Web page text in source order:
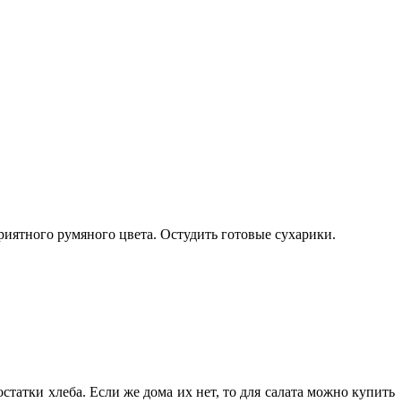
румяного цвета. Остудить готовые сухарики.
хлеба. Если же дома их нет, то для салата можно купить